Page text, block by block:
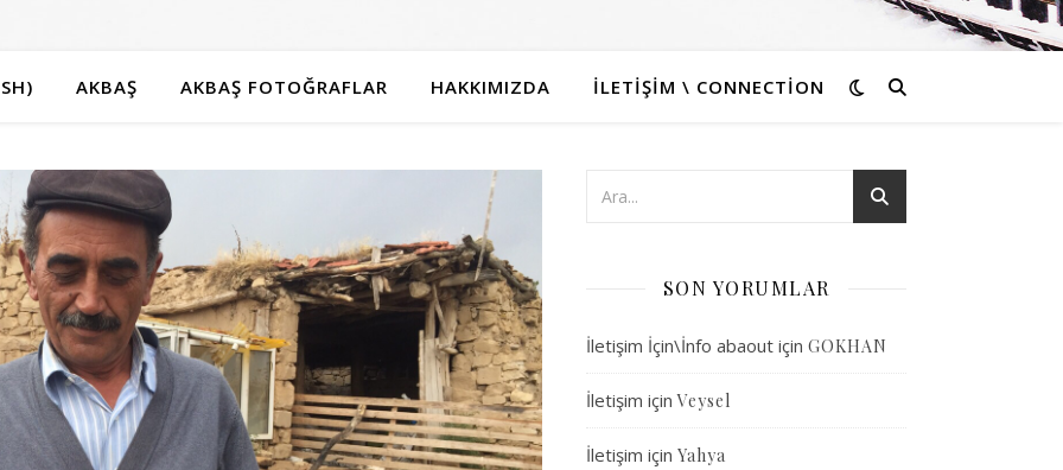
AKBAŞ AKBAŞ FOTOĞRAFLAR HAKKIMIZDA İLETIŞIM \ CONNECTION
SON YORUMLAR
İletişim İçin\İnfo abaout için GOKHAN
İletişim içinVeysel
İletişim için Yahya